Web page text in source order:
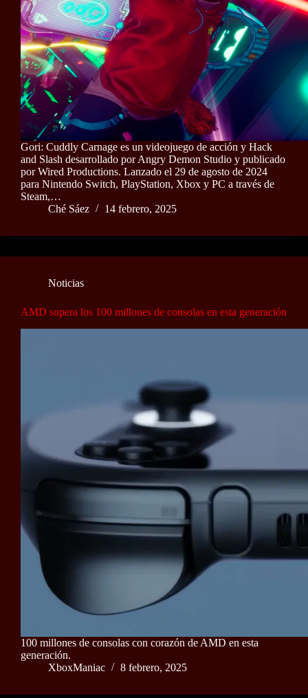
Gori: Cuddly Carnage es un videojuego de acción y Hack
and Slash desarrollado por Angry Demon Studio y publicado
por Wired Productions. Lanzado el 29 de agosto de 2024
para Nintendo Switch, PlayStation, Xbox y PC a través de
Steam,…
Ché Sáez
14 febrero, 2025
Noticias
AMD supera los 100 millones de consolas en esta generación
100 millones de consolas con corazón de AMD en esta
generación.
XboxManiac
8 febrero, 2025